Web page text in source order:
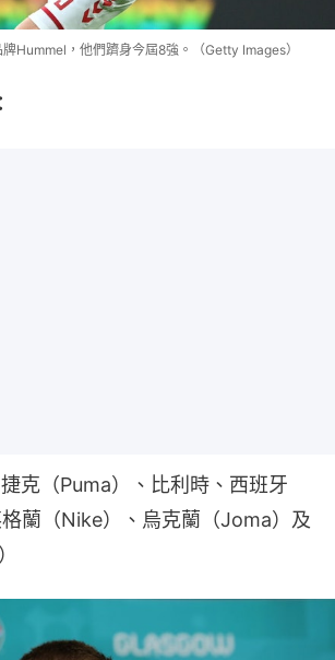
Hummel，他們躋身今屆8強。（Getty Images）
克（Puma）、比利時、西班牙
格蘭（Nike）、烏克蘭（Joma）及